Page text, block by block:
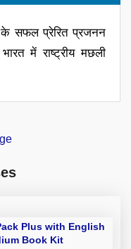
के सफल प्रेरित प्रजनन
में राष्ट्रीय मछली
Plus with English
Book Kit